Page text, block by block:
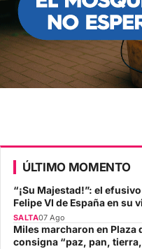
ÚLTIMO MOMENTO
“¡Su Majestad!”: el
Felipe VI de España en su
SALTA07 Ago
Miles marcharon en Plaza
consigna “paz, pan,